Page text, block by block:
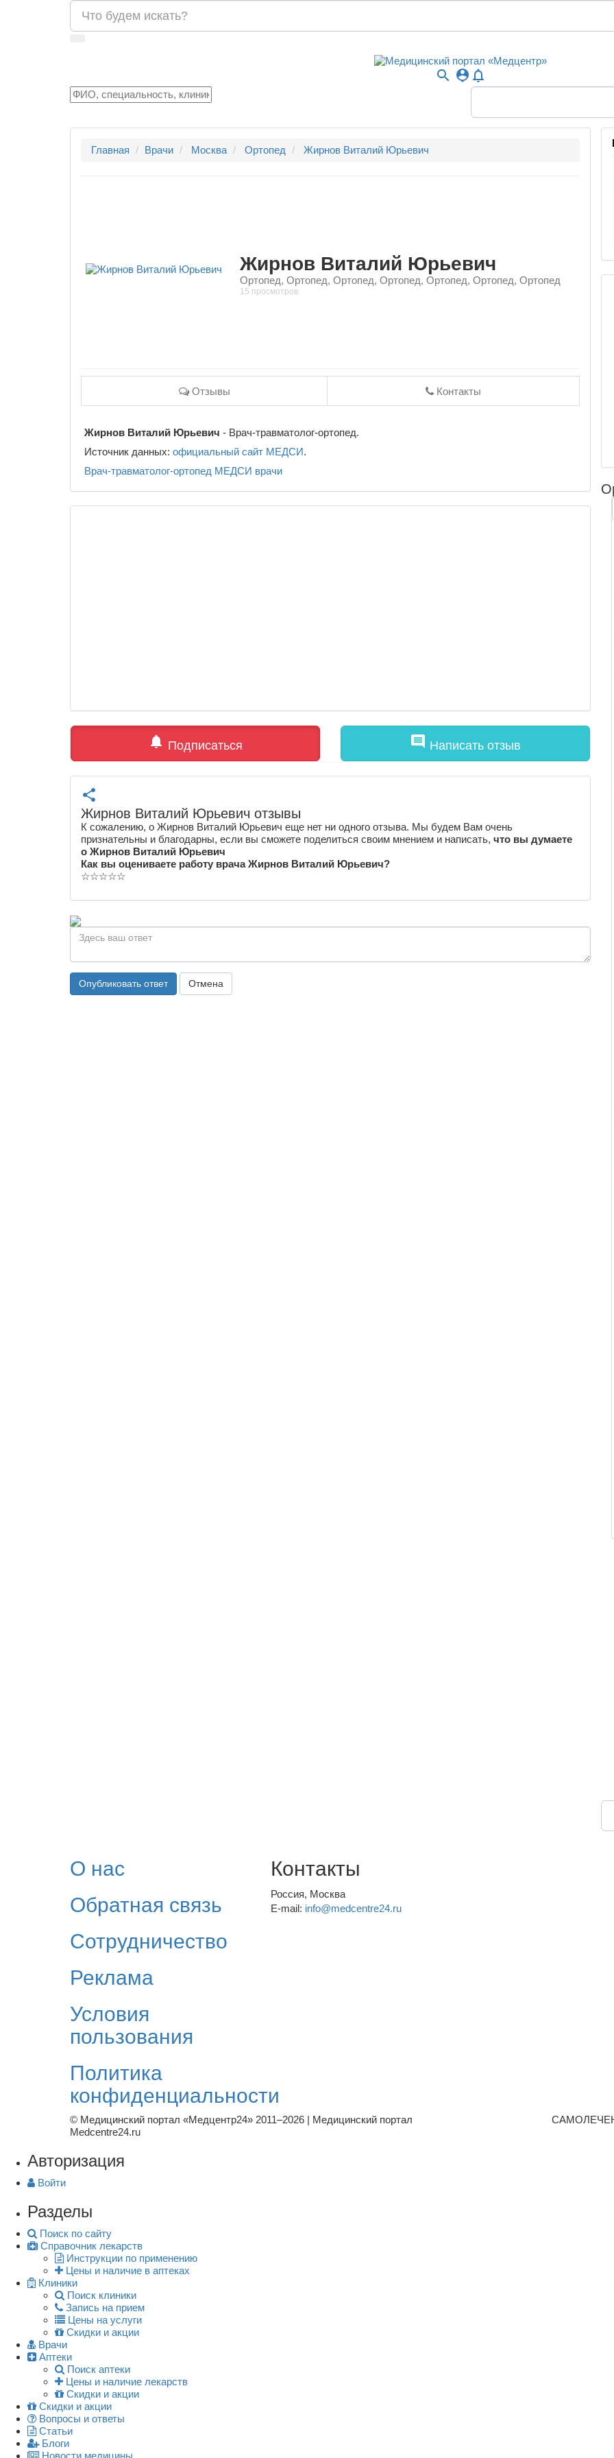
search person_pin notifications_none
Главная Врачи Москва Ортопед Жирнов Виталий Юрьевич
Жирнов Виталий Юрьевич
Ортопед, Ортопед, Ортопед, Ортопед, Ортопед, Ортопед, Ортопед
15 просмотров
Отзывы Контакты
Жирнов Виталий Юрьевич - Врач-травматолог-ортопед.
Источник данных: официальный сайт МЕДСИ.
Врач-травматолог-ортопед МЕДСИ врачи
notifications Подписаться comment Написать отзыв
share
Жирнов Виталий Юрьевич отзывы
К сожалению, о Жирнов Виталий Юрьевич еще нет ни одного отзыва. Мы будем Вам очень
признательны и благодарны, если вы сможете поделиться своим мнением и написать, что вы думаете
о Жирнов Виталий Юрьевич
Как вы оцениваете работу врача Жирнов Виталий Юрьевич?
☆☆☆☆☆
Опубликовать ответ Отмена
О нас
Обратная связь
Сотрудничество
Реклама
Условия
пользования
Политика
конфиденциальности
Контакты
Россия, Москва
E-mail: info@medcentre24.ru
© Медицинский портал «Медцентр24» 2011–2026 | Медицинский портал
Medcentre24.ru
Авторизация
Войти
Разделы
Поиск по сайту
Справочник лекарств
Инструкции по применению
Цены и наличие в аптеках
Клиники
Поиск клиники
Запись на прием
Цены на услуги
Скидки и акции
Врачи
Аптеки
Поиск аптеки
Цены и наличие лекарств
Скидки и акции
Скидки и акции
Вопросы и ответы
Статьи
Блоги
Новости медицины